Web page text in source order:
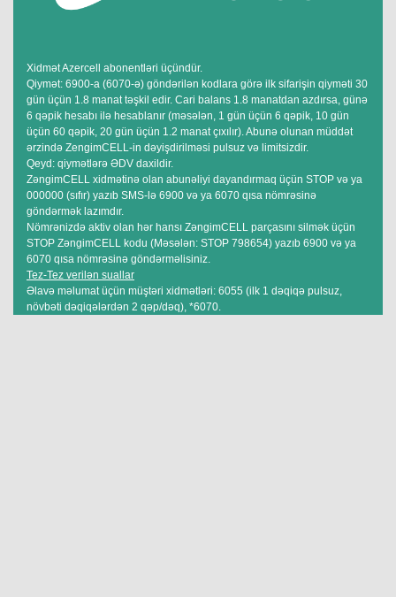
Xidmət Azercell abonentləri üçündür.
Qiymət: 6900-a (6070-ə) göndərilən kodlara görə ilk sifarişin qiyməti 30
gün üçün 1.8 manat təşkil edir. Cari balans 1.8 manatdan azdırsa, günə
6 qəpik hesabı ilə hesablanır (məsələn, 1 gün üçün 6 qəpik, 10 gün
üçün 60 qəpik, 20 gün üçün 1.2 manat çıxılır). Abunə olunan müddət
ərzində ZengimCELL-in dəyişdirilməsi pulsuz və limitsizdir.
Qeyd: qiymətlərə ƏDV daxildir.
ZəngimCELL xidmətinə olan abunəliyi dayandırmaq üçün STOP və ya
000000 (sıfır) yazıb SMS-lə 6900 və ya 6070 qısa nömrəsinə
göndərmək lazımdır.
Nömrənizdə aktiv olan hər hansı ZəngimCELL parçasını silmək üçün
STOP ZəngimCELL kodu (Məsələn: STOP 798654) yazıb 6900 və ya
6070 qısa nömrəsinə göndərməlisiniz.
Tez-Tez verilən suallar
Əlavə məlumat üçün müştəri xidmətləri: 6055 (ilk 1 dəqiqə pulsuz,
növbəti dəqiqələrdən 2 qəp/dəq), *6070.